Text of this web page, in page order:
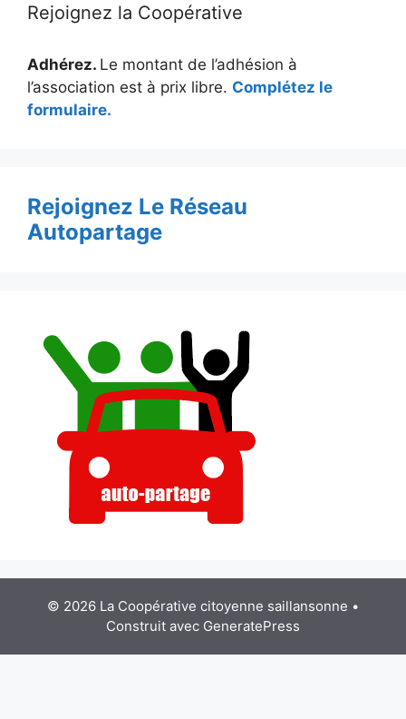
Rejoignez la Coopérative
Adhérez. Le montant de l’adhésion à
l’association est à prix libre. Complétez le
formulaire.
Rejoignez Le Réseau
Autopartage
© 2026 La Coopérative citoyenne saillansonne •
Construit avec GeneratePress